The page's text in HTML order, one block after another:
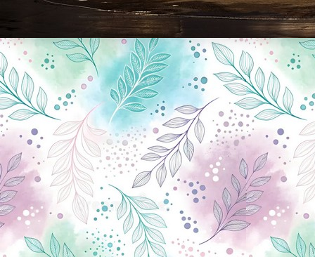
Новини Чернігова, Чернігівські новини, Чернігівський формат, новини Чернігова, події в Чернігові: політика, економіка, аналітика, культура, відеоновини, екологія, спортивний Чернігів, туризм, Чернігів